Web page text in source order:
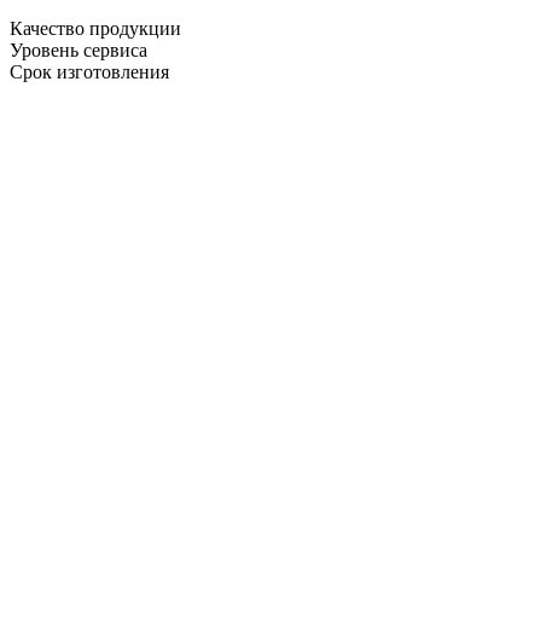
Качество продукции
Уровень сервиса
Срок изготовления